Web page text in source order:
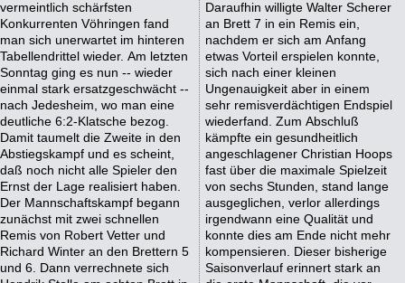
vermeintlich schärfsten
Konkurrenten Vöhringen fand
man sich unerwartet im hinteren
Tabellendrittel wieder. Am letzten
Sonntag ging es nun -- wieder
einmal stark ersatzgeschwächt --
nach Jedesheim, wo man eine
deutliche 6:2-Klatsche bezog.
Damit taumelt die Zweite in den
Abstiegskampf und es scheint,
daß noch nicht alle Spieler den
Ernst der Lage realisiert haben.
Der Mannschaftskampf begann
zunächst mit zwei schnellen
Remis von Robert Vetter und
Richard Winter an den Brettern 5
und 6. Dann verrechnete sich
Daraufhin willigte Walter Scherer
an Brett 7 in ein Remis ein,
nachdem er sich am Anfang
etwas Vorteil erspielen konnte,
sich nach einer kleinen
Ungenauigkeit aber in einem
sehr remisverdächtigen Endspiel
wiederfand. Zum Abschluß
kämpfte ein gesundheitlich
angeschlagener Christian Hoops
fast über die maximale Spielzeit
von sechs Stunden, stand lange
ausgeglichen, verlor allerdings
irgendwann eine Qualität und
konnte dies am Ende nicht mehr
kompensieren. Dieser bisherige
Saisonverlauf erinnert stark an